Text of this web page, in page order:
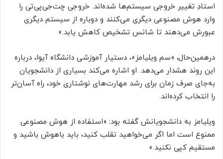
استادِ تغییر خروجی سیستم‌ها شده‌اند. خروجی چت‌جی‌پی‌تی را
وارد هوش مصنوعی دیگری می‌کنند و دوباره از سیستم دیگری
عبورش می‌دهند تا شانس تشخیص کاهش یابد.»
درهمین‌حال، «سم ویلیامز»، دستیار آموزشی دانشگاه آیوا، درباره
این روند هشدار می‌دهد. او اشاره می‌کند بسیاری از دانشجویان
به‌جای صرف زمان برای رشد مهارت‌های نوشتاری خود، راه آسان‌تر
را انتخاب کرده‌اند.
ویلیامز به دانشجویانش گفته بود: «استفاده از هوش مصنوعی
ممنوع است اما اگر می‌خواهید تقلب کنید، باید باهوش باشید و
مستقیم کپی نکنید.»